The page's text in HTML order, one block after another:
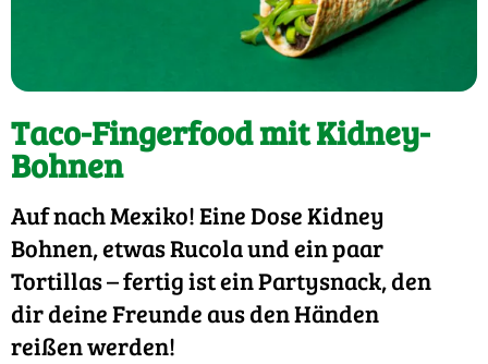
Taco-Fingerfood mit Kidney-
Bohnen
Auf nach Mexiko! Eine Dose Kidney
Bohnen, etwas Rucola und ein paar
Tortillas – fertig ist ein Partysnack, den
dir deine Freunde aus den Händen
reißen werden!